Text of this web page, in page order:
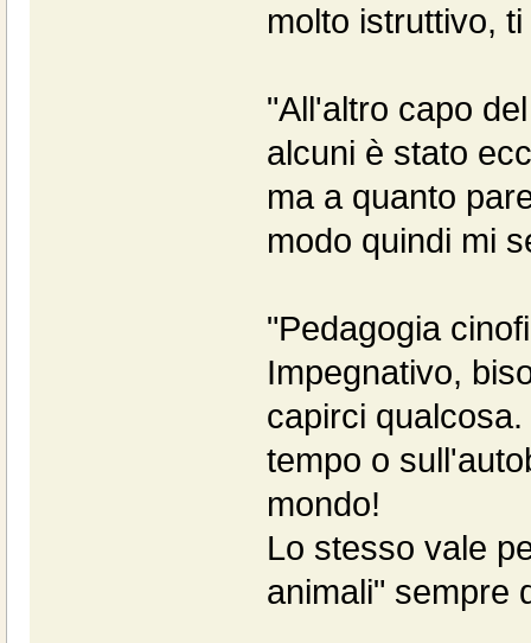
molto istruttivo,
"All'altro capo
alcuni è stato
ma a quanto
modo quindi mi
"Pedagogia
Impegnativo,
capirci
tempo o
mondo!
Lo stesso vale
animali" sempre